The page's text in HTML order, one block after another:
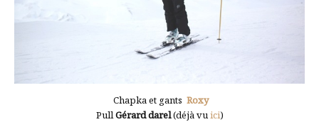
Chapka et gants Roxy
PullGérard darel(déjà vu ici)